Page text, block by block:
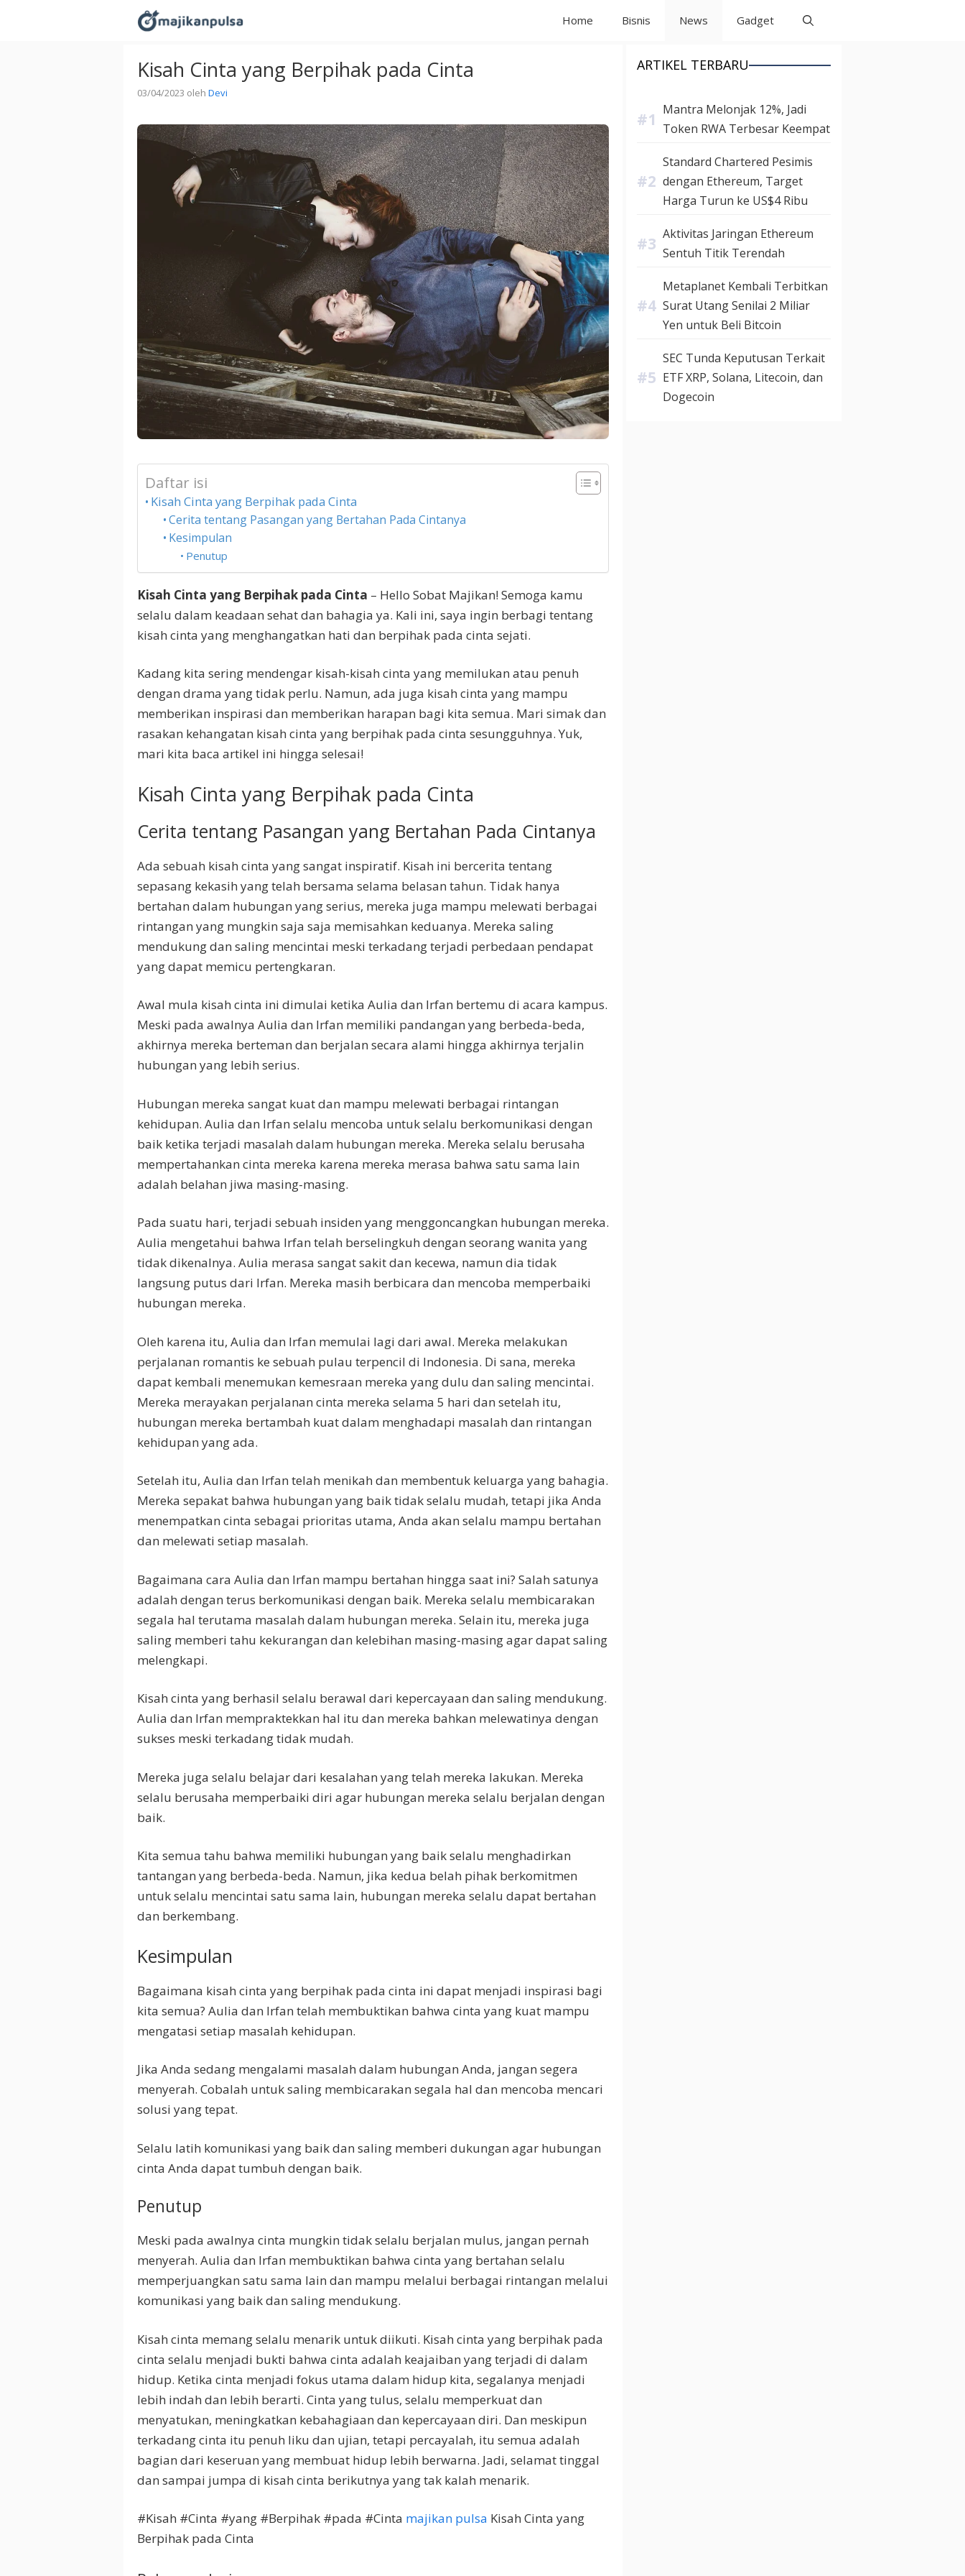
Home Bisnis News Gadget
Kisah Cinta yang Berpihak pada Cinta
03/04/2023 oleh Devi
Daftar isi
Kisah Cinta yang Berpihak pada Cinta
Cerita tentang Pasangan yang Bertahan Pada Cintanya
Kesimpulan
Penutup
Kisah Cinta yang Berpihak pada Cinta – Hello Sobat Majikan! Semoga kamu
selalu dalam keadaan sehat dan bahagia ya. Kali ini, saya ingin berbagi tentang
kisah cinta yang menghangatkan hati dan berpihak pada cinta sejati.
Kadang kita sering mendengar kisah-kisah cinta yang memilukan atau penuh
dengan drama yang tidak perlu. Namun, ada juga kisah cinta yang mampu
memberikan inspirasi dan memberikan harapan bagi kita semua. Mari simak dan
rasakan kehangatan kisah cinta yang berpihak pada cinta sesungguhnya. Yuk,
mari kita baca artikel ini hingga selesai!
Kisah Cinta yang Berpihak pada Cinta
Cerita tentang Pasangan yang Bertahan Pada Cintanya
Ada sebuah kisah cinta yang sangat inspiratif. Kisah ini bercerita tentang
sepasang kekasih yang telah bersama selama belasan tahun. Tidak hanya
bertahan dalam hubungan yang serius, mereka juga mampu melewati berbagai
rintangan yang mungkin saja saja memisahkan keduanya. Mereka saling
mendukung dan saling mencintai meski terkadang terjadi perbedaan pendapat
yang dapat memicu pertengkaran.
Awal mula kisah cinta ini dimulai ketika Aulia dan Irfan bertemu di acara kampus.
Meski pada awalnya Aulia dan Irfan memiliki pandangan yang berbeda-beda,
akhirnya mereka berteman dan berjalan secara alami hingga akhirnya terjalin
hubungan yang lebih serius.
Hubungan mereka sangat kuat dan mampu melewati berbagai rintangan
kehidupan. Aulia dan Irfan selalu mencoba untuk selalu berkomunikasi dengan
baik ketika terjadi masalah dalam hubungan mereka. Mereka selalu berusaha
mempertahankan cinta mereka karena mereka merasa bahwa satu sama lain
adalah belahan jiwa masing-masing.
Pada suatu hari, terjadi sebuah insiden yang menggoncangkan hubungan mereka.
Aulia mengetahui bahwa Irfan telah berselingkuh dengan seorang wanita yang
tidak dikenalnya. Aulia merasa sangat sakit dan kecewa, namun dia tidak
langsung putus dari Irfan. Mereka masih berbicara dan mencoba memperbaiki
hubungan mereka.
Oleh karena itu, Aulia dan Irfan memulai lagi dari awal. Mereka melakukan
perjalanan romantis ke sebuah pulau terpencil di Indonesia. Di sana, mereka
dapat kembali menemukan kemesraan mereka yang dulu dan saling mencintai.
Mereka merayakan perjalanan cinta mereka selama 5 hari dan setelah itu,
hubungan mereka bertambah kuat dalam menghadapi masalah dan rintangan
kehidupan yang ada.
Setelah itu, Aulia dan Irfan telah menikah dan membentuk keluarga yang bahagia.
Mereka sepakat bahwa hubungan yang baik tidak selalu mudah, tetapi jika Anda
menempatkan cinta sebagai prioritas utama, Anda akan selalu mampu bertahan
dan melewati setiap masalah.
Bagaimana cara Aulia dan Irfan mampu bertahan hingga saat ini? Salah satunya
adalah dengan terus berkomunikasi dengan baik. Mereka selalu membicarakan
segala hal terutama masalah dalam hubungan mereka. Selain itu, mereka juga
saling memberi tahu kekurangan dan kelebihan masing-masing agar dapat saling
melengkapi.
Kisah cinta yang berhasil selalu berawal dari kepercayaan dan saling mendukung.
Aulia dan Irfan mempraktekkan hal itu dan mereka bahkan melewatinya dengan
sukses meski terkadang tidak mudah.
Mereka juga selalu belajar dari kesalahan yang telah mereka lakukan. Mereka
selalu berusaha memperbaiki diri agar hubungan mereka selalu berjalan dengan
baik.
Kita semua tahu bahwa memiliki hubungan yang baik selalu menghadirkan
tantangan yang berbeda-beda. Namun, jika kedua belah pihak berkomitmen
untuk selalu mencintai satu sama lain, hubungan mereka selalu dapat bertahan
dan berkembang.
Kesimpulan
Bagaimana kisah cinta yang berpihak pada cinta ini dapat menjadi inspirasi bagi
kita semua? Aulia dan Irfan telah membuktikan bahwa cinta yang kuat mampu
mengatasi setiap masalah kehidupan.
Jika Anda sedang mengalami masalah dalam hubungan Anda, jangan segera
menyerah. Cobalah untuk saling membicarakan segala hal dan mencoba mencari
solusi yang tepat.
Selalu latih komunikasi yang baik dan saling memberi dukungan agar hubungan
cinta Anda dapat tumbuh dengan baik.
Penutup
Meski pada awalnya cinta mungkin tidak selalu berjalan mulus, jangan pernah
menyerah. Aulia dan Irfan membuktikan bahwa cinta yang bertahan selalu
memperjuangkan satu sama lain dan mampu melalui berbagai rintangan melalui
komunikasi yang baik dan saling mendukung.
Kisah cinta memang selalu menarik untuk diikuti. Kisah cinta yang berpihak pada
cinta selalu menjadi bukti bahwa cinta adalah keajaiban yang terjadi di dalam
hidup. Ketika cinta menjadi fokus utama dalam hidup kita, segalanya menjadi
lebih indah dan lebih berarti. Cinta yang tulus, selalu memperkuat dan
menyatukan, meningkatkan kebahagiaan dan kepercayaan diri. Dan meskipun
terkadang cinta itu penuh liku dan ujian, tetapi percayalah, itu semua adalah
bagian dari keseruan yang membuat hidup lebih berwarna. Jadi, selamat tinggal
dan sampai jumpa di kisah cinta berikutnya yang tak kalah menarik.
#Kisah #Cinta #yang #Berpihak #pada #Cinta majikan pulsa Kisah Cinta yang
Berpihak pada Cinta
ARTIKEL TERBARU
Mantra Melonjak 12%, Jadi
Token RWA Terbesar Keempat
Standard Chartered Pesimis
dengan Ethereum, Target
Harga Turun ke US$4 Ribu
Aktivitas Jaringan Ethereum
Sentuh Titik Terendah
Metaplanet Kembali Terbitkan
Surat Utang Senilai 2 Miliar
Yen untuk Beli Bitcoin
SEC Tunda Keputusan Terkait
ETF XRP, Solana, Litecoin, dan
Dogecoin